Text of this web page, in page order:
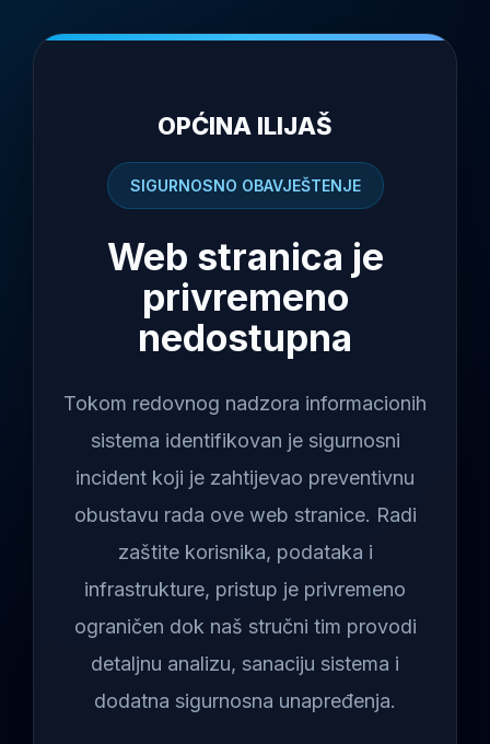
OPĆINA ILIJAŠ
SIGURNOSNO OBAVJEŠTENJE
Web stranica je
privremeno
nedostupna
Tokom redovnog nadzora informacionih
sistema identifikovan je sigurnosni
incident koji je zahtijevao preventivnu
obustavu rada ove web stranice. Radi
zaštite korisnika, podataka i
infrastrukture, pristup je privremeno
ograničen dok naš stručni tim provodi
detaljnu analizu, sanaciju sistema i
dodatna sigurnosna unapređenja.